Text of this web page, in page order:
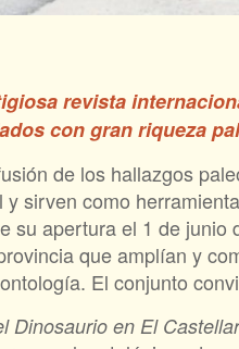
revista
con gran riqueza
de los hallazgos
sirven como
su apertura el 1 de
que amplían y
El conjunto
Dinosaurio en El Castellar